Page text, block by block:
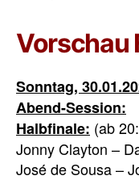
Vorschau
Sonntag,
Abend-Session:
Halbfinale: (ab
Jonny Clayton –
José de Sousa –